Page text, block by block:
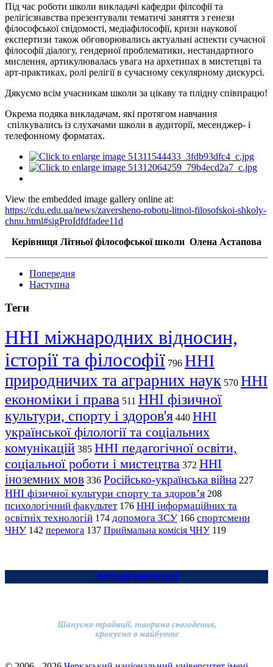
Під час роботи школи викладачі кафедри філсофії та
релігієзнавства презентували тематичі заняття з генези
філософської свідомості, медіафілософії, кризи наукової
експертизи також обговорювались актуальні аспекти сучасної
філософії діалогу, гендерної проблематики, нестандартного
мислення, артикулювалась увага на архетипах в мистетцві та
арт-практиках, ролі релігії в сучасному секулярному дискурсі.
Дякуємо всім учасникам школи за цікаву та плідну співпрацю!
Окрема подяка викладачам, які протягом навчання
спілкувались із слухачами школи в аудиторії, месенджер- і
телефонному форматах.
View the embedded image gallery online at:
https://cdu.edu.ua/news/zaversheno-robotu-litnoi-filosofskoi-shkoly-
chnu.html#sigProIdfdfadee11d
Керівниця Літньої філософської школи Олена Астапова
Попередня
Наступна
Теги
ННІ міжнародних відносин,
історії та філософії 796 ННІ
природничих та аграрних наук 570 ННІ
економіки і права 511 ННІ фізичної
культури, спорту і здоров'я 440 ННІ
української філології та соціальних
комунікацій 385 ННІ педагогічної освіти,
соціальної роботи і мистецтва 372 ННІ
іноземних мов 336 Російсько-українська війна 227
ННІ фізичної культури спорту та здоров’я 208
психологічний факультет 176 ННІ інформаційних та
освітніх технологій 174 допомога ЗСУ 166 спортсмени
ЧНУ 142 перемога 137 Приймальна комісія ЧНУ 119
АРХІВ НОВИН